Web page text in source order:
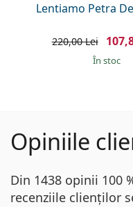
Lentiamo Petra
220,00 Lei
În stoc
Opiniile
Din 1438 opinii 100
recenziile clienților